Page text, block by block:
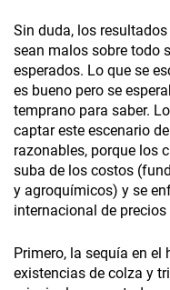
Sin duda, los
sean malos sobre todo
esperados. Lo que se
es bueno pero se
temprano para saber.
captar este escenario
razonables, porque los
suba de los costos
y agroquímicos) y se
internacional de
Primero, la sequía en
existencias de colza y